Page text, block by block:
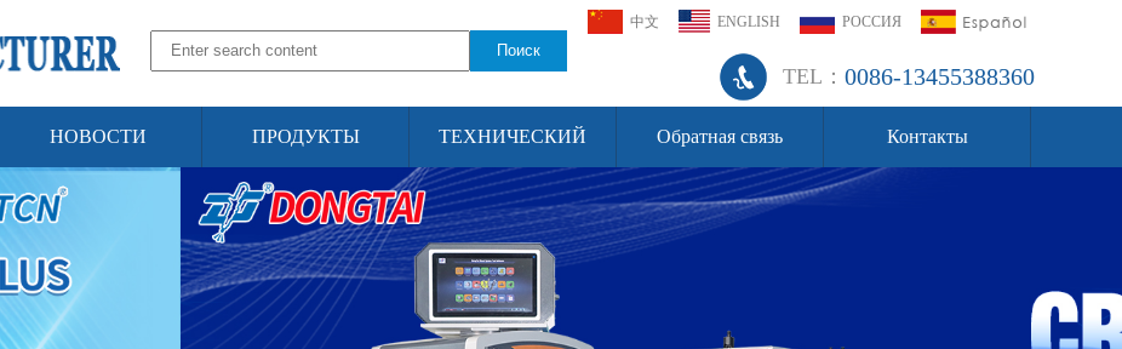
Поиск
中文 ENGLISH РОССИЯ
TEL： 0086-13455388360
НОВОСТИ ПРОДУКТЫ ТЕХНИЧЕСКИЙ Обратная связь Контакты